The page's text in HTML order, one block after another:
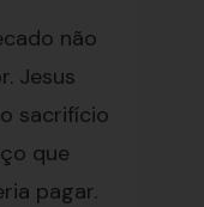
não
Jesus
sacrifício
que
pagar.